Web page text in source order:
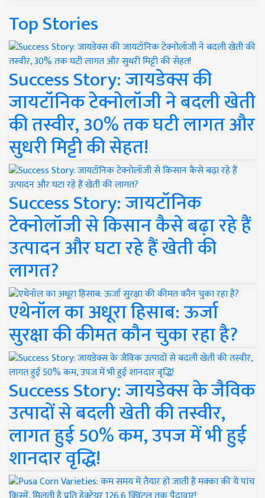
Top Stories
Success Story: जायडेक्स की
जायटॉनिक टेक्नोलॉजी ने बदली खेती
की तस्वीर, 30% तक घटी लागत और
सुधरी मिट्टी की सेहत!
Success Story: जायटॉनिक
टेक्नोलॉजी से किसान कैसे बढ़ा रहे हैं
उत्पादन और घटा रहे हैं खेती की
लागत?
एथेनॉल का अधूरा हिसाब: ऊर्जा
सुरक्षा की कीमत कौन चुका रहा है?
Success Story: जायडेक्स के जैविक
उत्पादों से बदली खेती की तस्वीर,
लागत हुई 50% कम, उपज में भी हुई
शानदार वृद्धि!